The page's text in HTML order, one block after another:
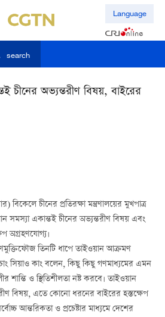
Language
search
চীনের অভ্যন্তরীণ বিষয়, বাইরের
চীনের প্রতিরক্ষা মন্ত্রণালয়ের মুখপাত্র
সমস্যা একান্তই চীনের অভ্যন্তরীণ বিষয় এবং
অগ্রহণযোগ্য।
তিনটি ধাপে তাইওয়ান আক্রমণ
সিয়াও কাং বলেন, কিছু কিছু গণমাধ্যমের এমন
ও স্থিতিশীলতা নষ্ট করবে। তাইওয়ান
বিষয়, এতে কোনো ধরনের বাইরের হস্তক্ষেপ
আন্তরিকতা ও প্রচেষ্টার মাধ্যমে দেশের